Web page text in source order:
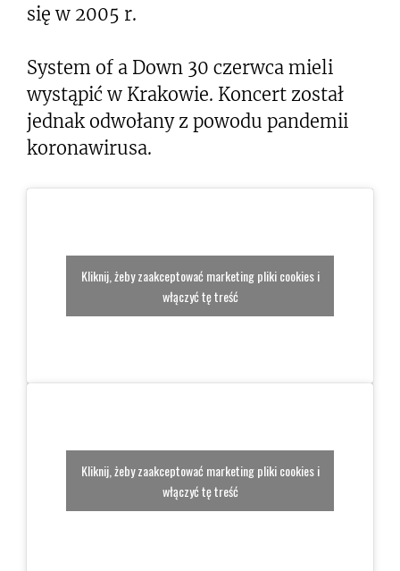
się w 2005 r.
System of a Down 30 czerwca mieli
wystąpić w Krakowie. Koncert został
jednak odwołany z powodu pandemii
koronawirusa.
Kliknij, żeby zaakceptować marketing pliki cookies i
włączyć tę treść
Kliknij, żeby zaakceptować marketing pliki cookies i
włączyć tę treść